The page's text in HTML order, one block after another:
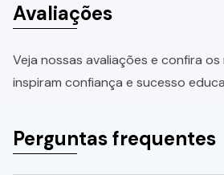
Avaliações
Veja nossas avaliações e confira
inspiram confiança e sucesso
Perguntas frequentes